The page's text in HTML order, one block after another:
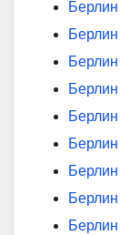
Берлин
Берлин
Берлин
Берлин
Берлин
Берлин
Берлин
Берлин
Берлин